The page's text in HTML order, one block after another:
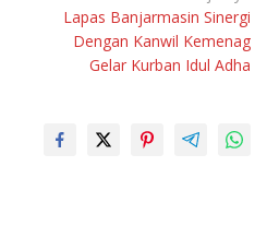
Lapas Banjarmasin Sinergi
Dengan Kanwil Kemenag
Gelar Kurban Idul Adha